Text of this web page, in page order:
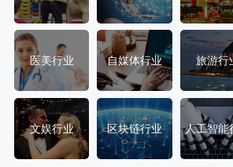
医美行业 自媒体行业 旅游行
文娱行业 区块链行业 人工智能